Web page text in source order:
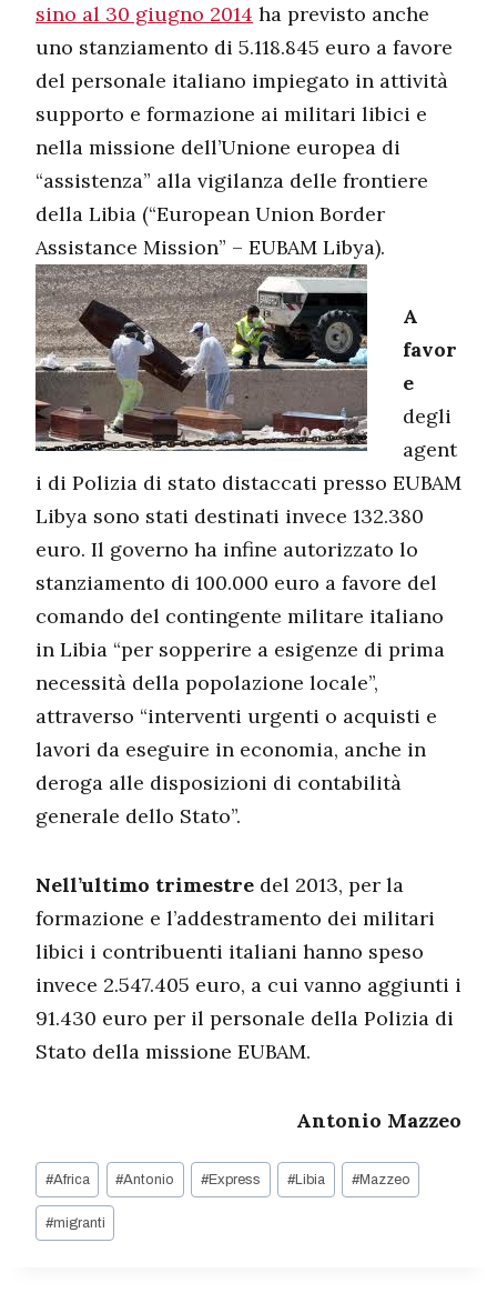
sino al 30 giugno 2014 ha previsto anche
uno stanziamento di 5.118.845 euro a favore
del personale italiano impiegato in attività
supporto e formazione ai militari libici e
nella missione dell’Unione europea di
“assistenza” alla vigilanza delle frontiere
della Libia (“European Union Border
Assistance Mission” – EUBAM Libya).
A
favor
e
degli
agent
i di Polizia di stato distaccati presso EUBAM
Libya sono stati destinati invece 132.380
euro. Il governo ha infine autorizzato lo
stanziamento di 100.000 euro a favore del
comando del contingente militare italiano
in Libia “per sopperire a esigenze di prima
necessità della popolazione locale”,
attraverso “interventi urgenti o acquisti e
lavori da eseguire in economia, anche in
deroga alle disposizioni di contabilità
generale dello Stato”.
Nell’ultimo trimestre del 2013, per la
formazione e l’addestramento dei militari
libici i contribuenti italiani hanno speso
invece 2.547.405 euro, a cui vanno aggiunti i
91.430 euro per il personale della Polizia di
Stato della missione EUBAM.
Antonio Mazzeo
Tag
articolo:
#Africa #Antonio #Express #Libia #Mazzeo
#migranti